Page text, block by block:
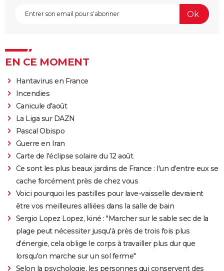
EN CE MOMENT
Hantavirus en France
Incendies
Canicule d'août
La Liga sur DAZN
Pascal Obispo
Guerre en Iran
Carte de l'éclipse solaire du 12 août
Ce sont les plus beaux jardins de France : l'un d'entre eux se
cache forcément près de chez vous
Voici pourquoi les pastilles pour lave-vaisselle devraient
être vos meilleures alliées dans la salle de bain
Sergio Lopez Lopez, kiné : "Marcher sur le sable sec de la
plage peut nécessiter jusqu'à près de trois fois plus
d'énergie, cela oblige le corps à travailler plus dur que
lorsqu'on marche sur un sol ferme"
Selon la psychologie, les personnes qui conservent des